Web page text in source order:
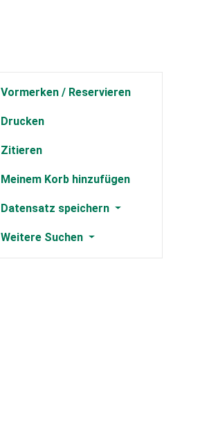
Vormerken
Drucken
Zitieren
Meinem Korb hinzufügen
Datensatz speichern
Weitere Suchen